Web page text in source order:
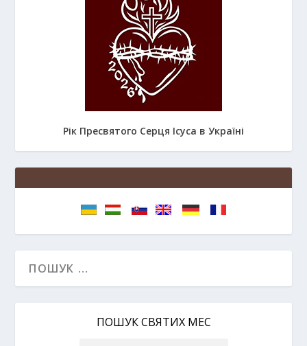
Рік Пресвятого Серця Ісуса в Україні
ПОШУК СВЯТИХ МЕС